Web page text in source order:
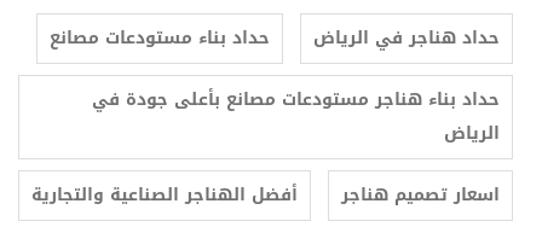
حداد هناجر في الرياض
حداد بناء مستودعات مصانع
حداد بناء هناجر مستودعات مصانع بأعلى جودة في
الرياض
اسعار تصميم هناجر
أفضل الهناجر الصناعية والتجارية